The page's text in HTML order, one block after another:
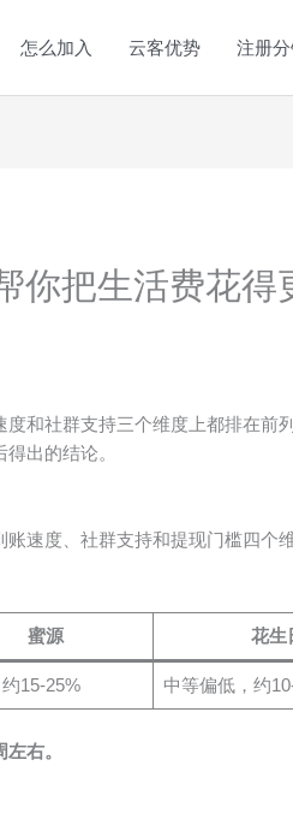
怎么加入 云客优势 注册
你把生活费花得
和社群支持三个维度上都排在前
出的结论。
速度、社群支持和提现门槛四个
蜜源 花生
15-25% 中等偏低，约
右。